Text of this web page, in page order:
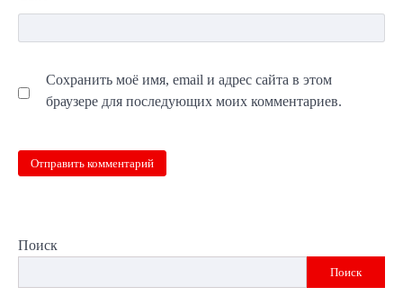
Сохранить моё имя, email и адрес сайта в этом
браузере для последующих моих комментариев.
Поиск
Поиск